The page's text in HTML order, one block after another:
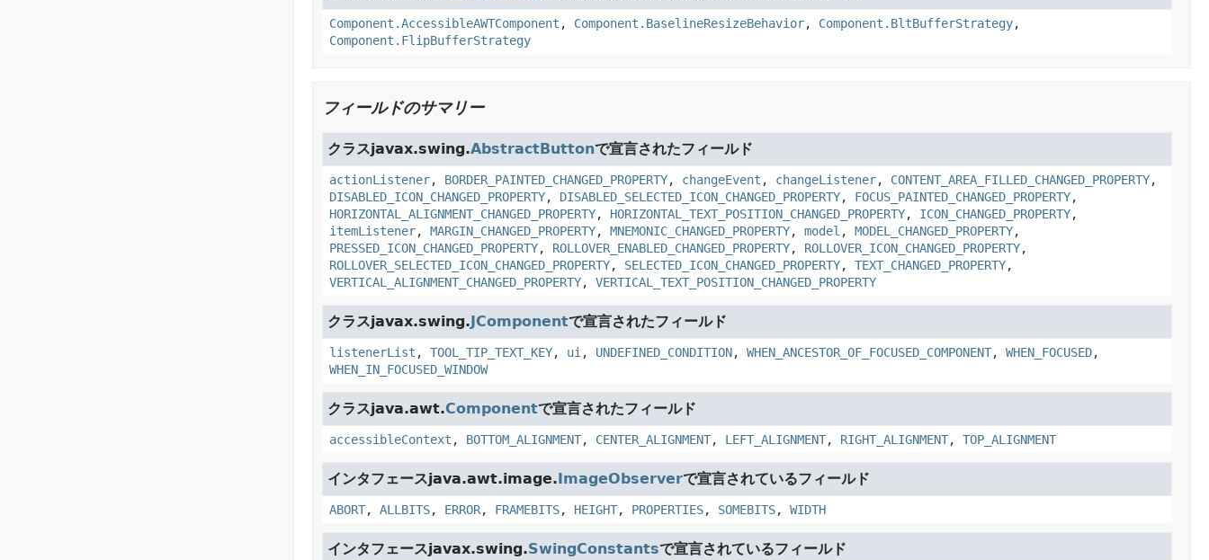
Component.AccessibleAWTComponent , Component.BaselineResizeBehavior, Component.BltBufferStrategy,
Component.FlipBufferStrategy
フィールドのサマリー
クラスjavax.swing.AbstractButtonで宣言されたフィールド
actionListener, BORDER_PAINTED_CHANGED_PROPERTY, changeEvent , changeListener, CONTENT_AREA_FILLED_CHANGED_PROPERTY,
DISABLED_ICON_CHANGED_PROPERTY, DISABLED_SELECTED_ICON_CHANGED_PROPERTY, FOCUS_PAINTED_CHANGED_PROPERTY,
HORIZONTAL_ALIGNMENT_CHANGED_PROPERTY, HORIZONTAL_TEXT_POSITION_CHANGED_PROPERTY, ICON_CHANGED_PROPERTY,
itemListener, MARGIN_CHANGED_PROPERTY, MNEMONIC_CHANGED_PROPERTY, model , MODEL_CHANGED_PROPERTY,
PRESSED_ICON_CHANGED_PROPERTY, ROLLOVER_ENABLED_CHANGED_PROPERTY, ROLLOVER_ICON_CHANGED_PROPERTY,
ROLLOVER_SELECTED_ICON_CHANGED_PROPERTY, SELECTED_ICON_CHANGED_PROPERTY, TEXT_CHANGED_PROPERTY,
VERTICAL_ALIGNMENT_CHANGED_PROPERTY, VERTICAL_TEXT_POSITION_CHANGED_PROPERTY
クラスjavax.swing.JComponentで宣言されたフィールド
listenerList , TOOL_TIP_TEXT_KEY, ui , UNDEFINED_CONDITION, WHEN_ANCESTOR_OF_FOCUSED_COMPONENT, WHEN_FOCUSED,
WHEN_IN_FOCUSED_WINDOW
クラスjava.awt.Componentで宣言されたフィールド
accessibleContext , BOTTOM_ALIGNMENT, CENTER_ALIGNMENT, LEFT_ALIGNMENT, RIGHT_ALIGNMENT, TOP_ALIGNMENT
インタフェースjava.awt.image.ImageObserverで宣言されているフィールド
ABORT, ALLBITS, ERROR, FRAMEBITS, HEIGHT, PROPERTIES, SOMEBITS, WIDTH
インタフェースjavax.swing.SwingConstantsで宣言されているフィールド